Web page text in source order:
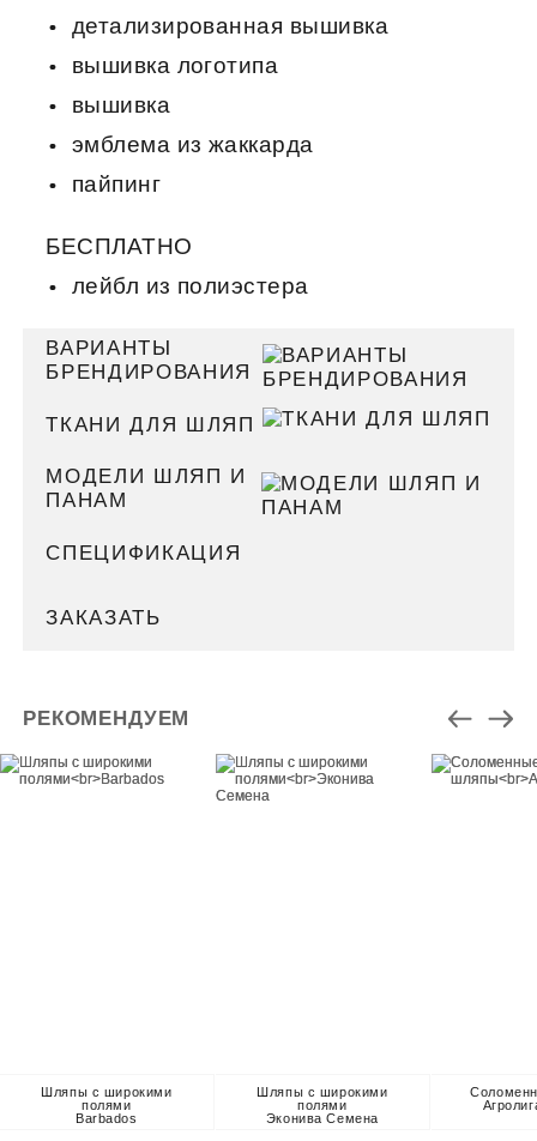
детализированная вышивка
вышивка логотипа
вышивка
эмблема из жаккарда
пайпинг
БЕСПЛАТНО
лейбл из полиэстера
ВАРИАНТЫ
БРЕНДИРОВАНИЯ
ТКАНИ ДЛЯ ШЛЯП
МОДЕЛИ ШЛЯП И
ПАНАМ
СПЕЦИФИКАЦИЯ
ЗАКАЗАТЬ
РЕКОМЕНДУЕМ
Шляпы с широкими
полями
Barbados
Шляпы с широкими
полями
Эконива Семена